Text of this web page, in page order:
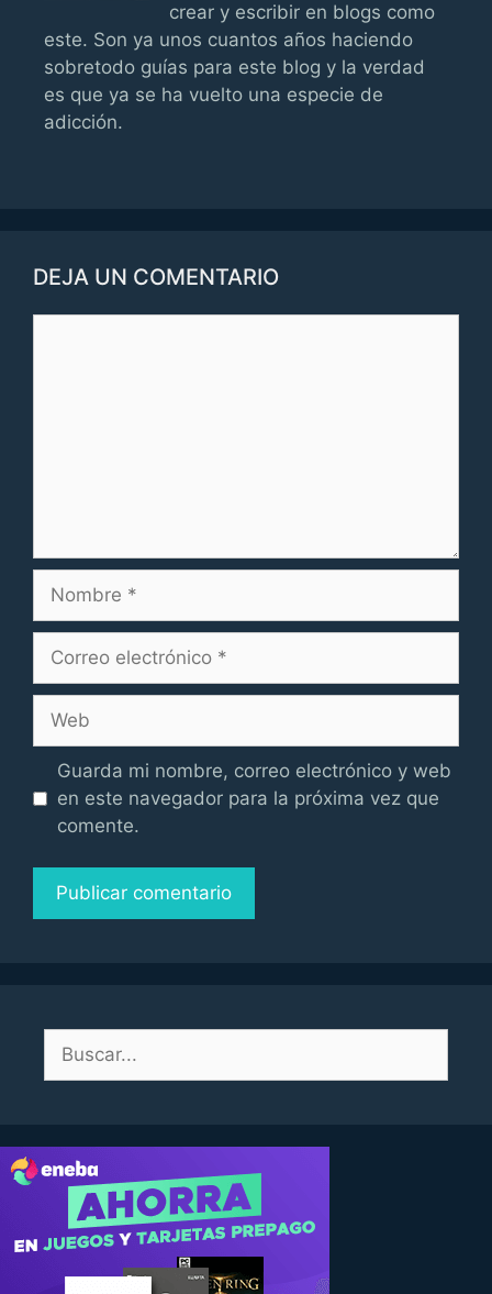
crear y escribir en blogs como
este. Son ya unos cuantos años haciendo
sobretodo guías para este blog y la verdad
es que ya se ha vuelto una especie de
adicción.
DEJA UN COMENTARIO
electrónico
Guarda mi nombre, correo electrónico y web
en este navegador para la próxima vez que
comente.
Buscar: